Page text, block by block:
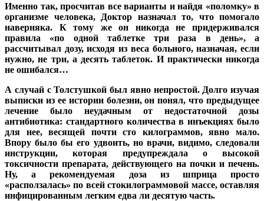
Именно так, просчитав все варианты и найдя «поломку» в
организме человека, Доктор назначал то, что помогало
наверняка. К тому же он никогда не придерживался
правила «по одной таблетке три раза в день», а
рассчитывал дозу, исходя из веса больного, назначая, если
нужно, не три, а десять таблеток. И практически никогда
не ошибался…
А случай с Толстушкой был явно непростой. Долго изучая
выписки из ее истории болезни, он понял, что предыдущее
лечение было неудачным от недостаточной дозы
антибиотика: стандартного количества в инъекциях было
для нее, весящей почти сто килограммов, явно мало.
Впору было бы его удвоить, но врачи, видимо, следовали
инструкции, которая предупреждала о высокой
токсичности препарата, действующего на почки и печень.
Ну, а рекомендуемая доза из шприца просто
«расползалась» по всей стокилограммовой массе, оставляя
инфицированным легким едва ли десятую часть.